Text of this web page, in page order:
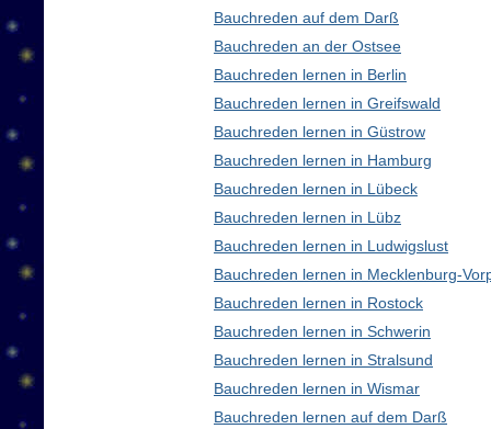
Bauchreden auf dem Darß
Bauchreden an der Ostsee
Bauchreden lernen in Berlin
Bauchreden lernen in Greifswald
Bauchreden lernen in Güstrow
Bauchreden lernen in Hamburg
Bauchreden lernen in Lübeck
Bauchreden lernen in Lübz
Bauchreden lernen in Ludwigslust
Bauchreden lernen in Mecklenburg-
Bauchreden lernen in Rostock
Bauchreden lernen in Schwerin
Bauchreden lernen in Stralsund
Bauchreden lernen in Wismar
Bauchreden lernen auf dem Darß